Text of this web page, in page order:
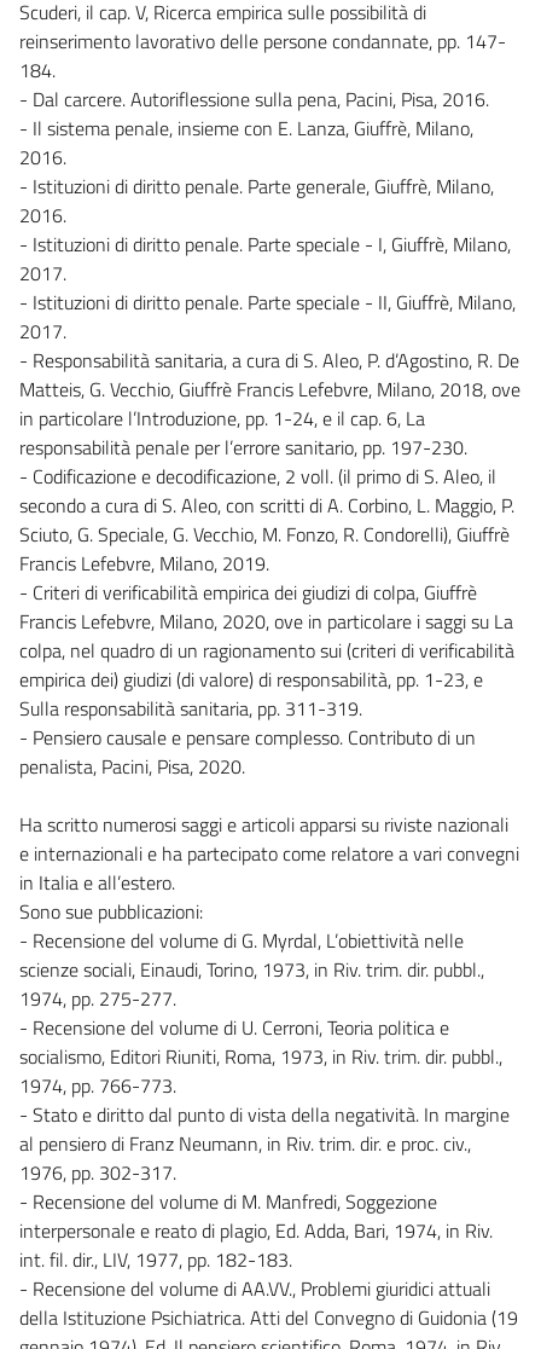
Scuderi, il cap. V, Ricerca empirica sulle possibilità di
reinserimento lavorativo delle persone condannate, pp. 147-
184.
- Dal carcere. Autoriflessione sulla pena, Pacini, Pisa, 2016.
- Il sistema penale, insieme con E. Lanza, Giuffrè, Milano,
2016.
- Istituzioni di diritto penale. Parte generale, Giuffrè, Milano,
2016.
- Istituzioni di diritto penale. Parte speciale - I, Giuffrè, Milano,
2017.
- Istituzioni di diritto penale. Parte speciale - II, Giuffrè, Milano,
2017.
- Responsabilità sanitaria, a cura di S. Aleo, P. d’Agostino, R. De
Matteis, G. Vecchio, Giuffrè Francis Lefebvre, Milano, 2018, ove
in particolare l’Introduzione, pp. 1-24, e il cap. 6, La
responsabilità penale per l’errore sanitario, pp. 197-230.
- Codificazione e decodificazione, 2 voll. (il primo di S. Aleo, il
secondo a cura di S. Aleo, con scritti di A. Corbino, L. Maggio, P.
Sciuto, G. Speciale, G. Vecchio, M. Fonzo, R. Condorelli), Giuffrè
Francis Lefebvre, Milano, 2019.
- Criteri di verificabilità empirica dei giudizi di colpa, Giuffrè
Francis Lefebvre, Milano, 2020, ove in particolare i saggi su La
colpa, nel quadro di un ragionamento sui (criteri di verificabilità
empirica dei) giudizi (di valore) di responsabilità, pp. 1-23, e
Sulla responsabilità sanitaria, pp. 311-319.
- Pensiero causale e pensare complesso. Contributo di un
penalista, Pacini, Pisa, 2020.
Ha scritto numerosi saggi e articoli apparsi su riviste nazionali
e internazionali e ha partecipato come relatore a vari convegni
in Italia e all’estero.
Sono sue pubblicazioni:
- Recensione del volume di G. Myrdal, L’obiettività nelle
scienze sociali, Einaudi, Torino, 1973, in Riv. trim. dir. pubbl.,
1974, pp. 275-277.
- Recensione del volume di U. Cerroni, Teoria politica e
socialismo, Editori Riuniti, Roma, 1973, in Riv. trim. dir. pubbl.,
1974, pp. 766-773.
- Stato e diritto dal punto di vista della negatività. In margine
al pensiero di Franz Neumann, in Riv. trim. dir. e proc. civ.,
1976, pp. 302-317.
- Recensione del volume di M. Manfredi, Soggezione
interpersonale e reato di plagio, Ed. Adda, Bari, 1974, in Riv.
int. fil. dir., LIV, 1977, pp. 182-183.
- Recensione del volume di AA.VV., Problemi giuridici attuali
della Istituzione Psichiatrica. Atti del Convegno di Guidonia (19